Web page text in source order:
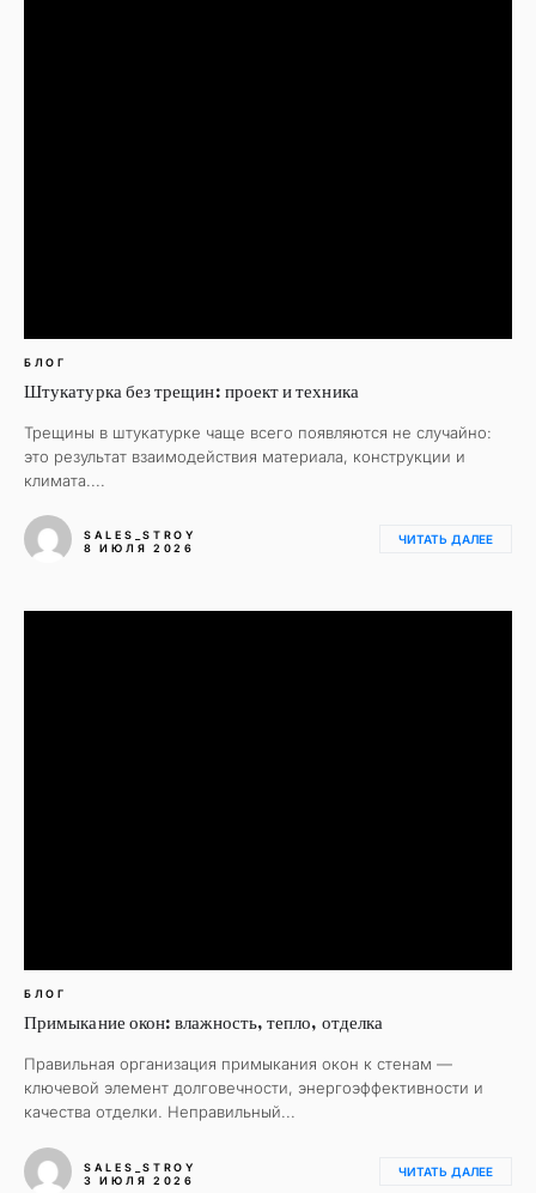
БЛОГ
Штукатурка без трещин: проект и техника
Трещины в штукатурке чаще всего появляются не случайно:
это результат взаимодействия материала, конструкции и
климата....
SALES_STROY
8 ИЮЛЯ 2026
ЧИТАТЬ ДАЛЕЕ
БЛОГ
Примыкание окон: влажность, тепло, отделка
Правильная организация примыкания окон к стенам —
ключевой элемент долговечности, энергоэффективности и
качества отделки. Неправильный...
SALES_STROY
3 ИЮЛЯ 2026
ЧИТАТЬ ДАЛЕЕ